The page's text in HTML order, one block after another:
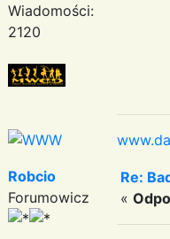
Wiadomości:
2120
Robcio
Forumowicz
Re:
«